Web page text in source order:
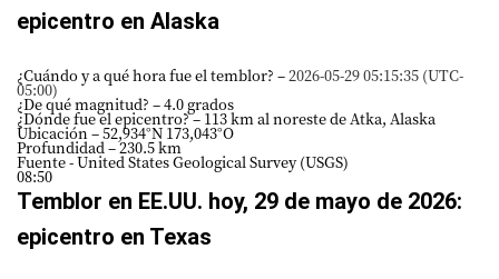
epicentro en Alaska
¿Cuándo y a qué hora fue el temblor? –2026-05-29 05:15:35 (UTC-
05:00)
¿De qué magnitud? – 4.0 grados
¿Dónde fue el epicentro? – 113 km al noreste de Atka, Alaska
Ubicación – 52,934°N 173,043°O
Profundidad – 230.5 km
Fuente - United States Geological Survey (USGS)
08:50
Temblor en EE.UU. hoy, 29 de mayo de 2026:
epicentro en Texas